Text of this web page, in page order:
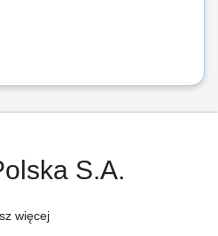
S.A.
więcej